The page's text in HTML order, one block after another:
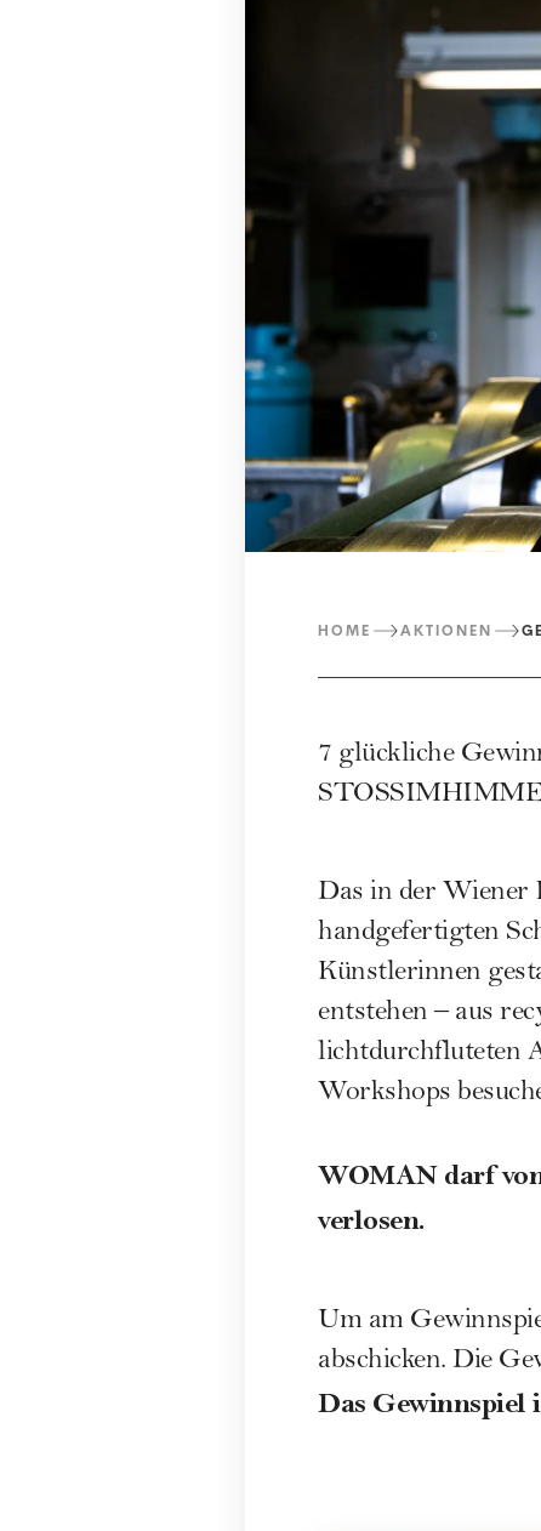
HOME AKTIONEN
7 glückliche
Das in der Wiener
handgefertigten
Künstlerinnen
entstehen – aus
lichtdurchfluteten
Workshops
WOMAN darf
verlosen.
Um am
abschicken. Die
Das Gewinnspiel